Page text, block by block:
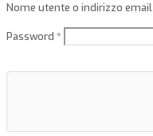
Nome utente o indirizzo email
Password *